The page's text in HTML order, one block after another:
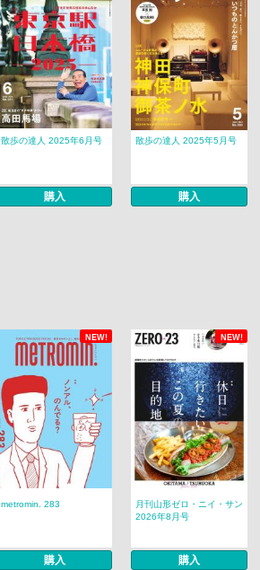
散歩の達人 2025年6月号
購入
散歩の達人 2025年5月号
購入
NEW! NEW!
metromin. 283
購入
月刊山形ゼロ・ニイ・サン
2026年8月号
購入